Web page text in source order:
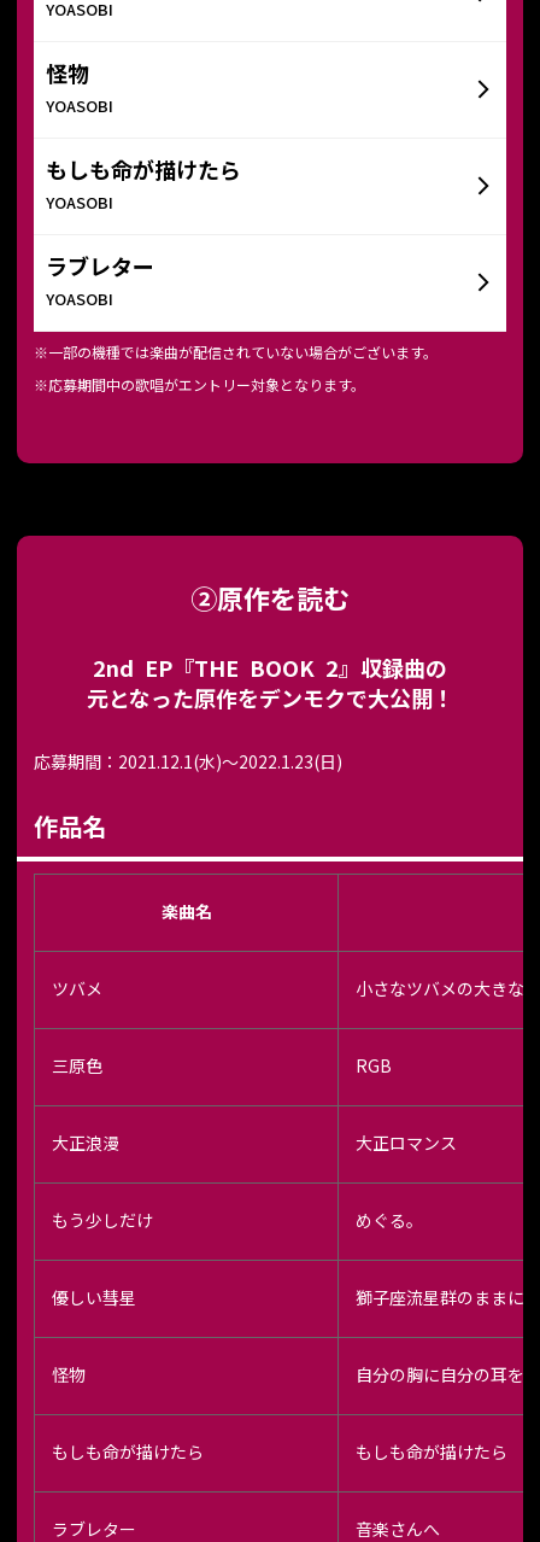
YOASOBI
怪物
YOASOBI
もしも命が描けたら
YOASOBI
ラブレター
YOASOBI
※一部の機種では楽曲が配信されていない場合がございます。
※応募期間中の歌唱がエントリー対象となります。
②原作を読む
2nd EP『THE BOOK 2』収録曲の
元となった原作をデンモクで大公開！
応募期間：2021.12.1(水)～2022.1.23(日)
作品名
楽曲名
ツバメ 小さなツバメの大きな夢
三原色 RGB
大正浪漫 大正ロマンス
もう少しだけ めぐる。
優しい彗星 獅子座流星群のままに
怪物 自分の胸に自分の耳を
もしも命が描けたら もしも命が描けたら
ラブレター 音楽さんへ